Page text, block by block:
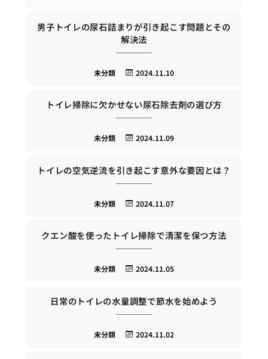
男子トイレの尿石詰まりが引き起こす問題とその
解決法
2024.11.10
未分類
トイレ掃除に欠かせない尿石除去剤の選び方
2024.11.09
未分類
トイレの空気逆流を引き起こす意外な要因とは？
2024.11.07
未分類
クエン酸を使ったトイレ掃除で清潔を保つ方法
2024.11.05
未分類
日常のトイレの水量調整で節水を始めよう
2024.11.02
未分類